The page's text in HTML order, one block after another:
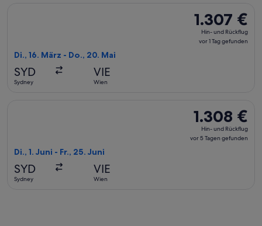
1.307 €
Hin-
und
1.307 €
Hin- und Rückflug
vor 1 Tag gefunden
Di., 16. März - Do., 20. Mai
SYD
Sydney
VIE
Wien
1.308 €
Hin-
und
1.308 €
Hin- und Rückflug
vor 5 Tagen gefunden
Di., 1. Juni - Fr., 25. Juni
SYD
Sydney
VIE
Wien